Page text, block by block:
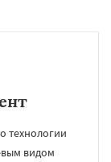
технологии
видом